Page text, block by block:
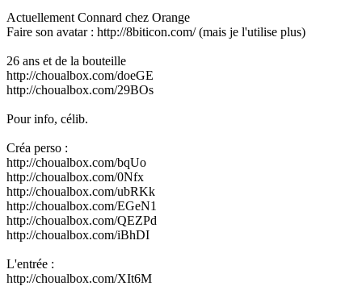
Actuellement Connard chez Orange
Faire son avatar : http://8biticon.com/ (mais je l'utilise plus)
26 ans et de la bouteille
http://choualbox.com/doeGE
http://choualbox.com/29BOs
Pour info, célib.
Créa perso :
http://choualbox.com/bqUo
http://choualbox.com/0Nfx
http://choualbox.com/ubRKk
http://choualbox.com/EGeN1
http://choualbox.com/QEZPd
http://choualbox.com/iBhDI
L'entrée :
http://choualbox.com/XIt6M